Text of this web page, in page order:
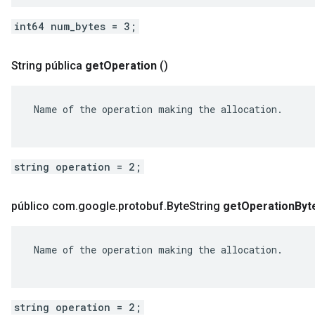
int64 num_bytes = 3;
String pública getOperation ()
Name of the operation making the allocation.
string operation = 2;
público com.google.protobuf.ByteString getOperation
Name of the operation making the allocation.
string operation = 2;